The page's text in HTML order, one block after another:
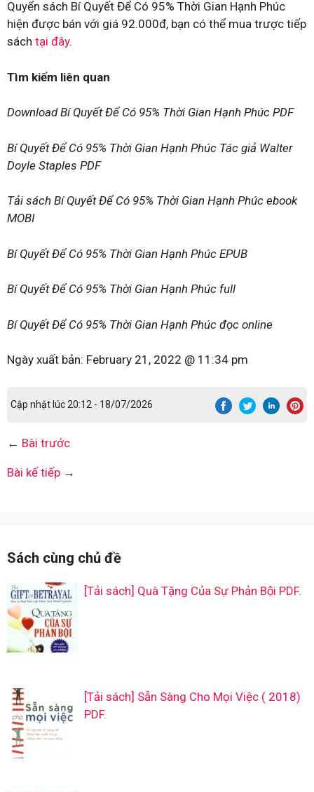
Quyển sách Bí Quyết Để Có 95% Thời Gian Hạnh Phúc
hiện được bán với giá 92.000đ, bạn có thể mua trược tiếp
sách tại đây.
Tìm kiếm liên quan
Download Bí Quyết Để Có 95% Thời Gian Hạnh Phúc PDF
Bí Quyết Để Có 95% Thời Gian Hạnh Phúc Tác giả Walter
Doyle Staples PDF
Tải sách Bí Quyết Để Có 95% Thời Gian Hạnh Phúc ebook
MOBI
Bí Quyết Để Có 95% Thời Gian Hạnh Phúc EPUB
Bí Quyết Để Có 95% Thời Gian Hạnh Phúc full
Bí Quyết Để Có 95% Thời Gian Hạnh Phúc đọc online
Ngày xuất bản: February 21, 2022 @ 11:34 pm
Cập nhật lúc 20:12 - 18/07/2026
← Bài trước
Bài kế tiếp →
Sách cùng chủ đề
[Tải sách] Quà Tặng Của Sự Phản Bội PDF.
[Tải sách] Sẵn Sàng Cho Mọi Việc ( 2018)
PDF.